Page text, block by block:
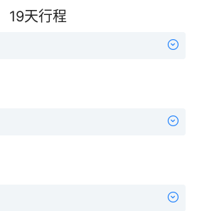
19天行程